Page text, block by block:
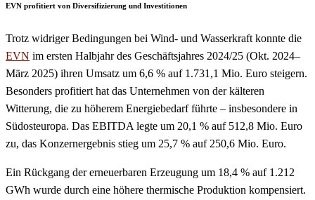
EVN profitiert von Diversifizierung und Investitionen
Trotz widriger Bedingungen bei Wind- und Wasserkraft konnte die
EVN im ersten Halbjahr des Geschäftsjahres 2024/25 (Okt. 2024–
März 2025) ihren Umsatz um 6,6 % auf 1.731,1 Mio. Euro steigern.
Besonders profitiert hat das Unternehmen von der kälteren
Witterung, die zu höherem Energiebedarf führte – insbesondere in
Südosteuropa. Das EBITDA legte um 20,1 % auf 512,8 Mio. Euro
zu, das Konzernergebnis stieg um 25,7 % auf 250,6 Mio. Euro.
Ein Rückgang der erneuerbaren Erzeugung um 18,4 % auf 1.212
GWh wurde durch eine höhere thermische Produktion kompensiert.